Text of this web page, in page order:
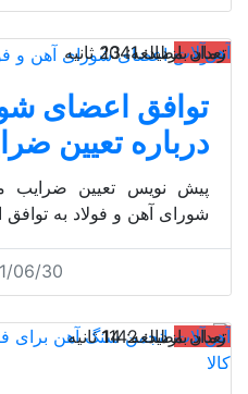
آهن‌آلات
زمان مطالعه: 23 ثانیه
تعداد بازدید: 1041
توافق اعضای
درباره تعیین
پیش نویس تعیین ضرایب
شورای آهن و فولاد به
06/30
آهن‌آلات
زمان مطالعه: 14 ثانیه
تعداد بازدید: 1142